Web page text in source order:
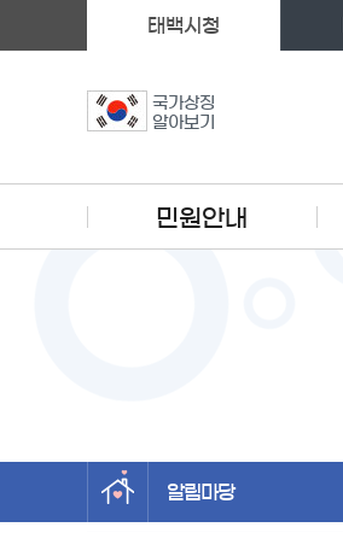
국가상징
알아보기
태백시청
민원안내
알림마당